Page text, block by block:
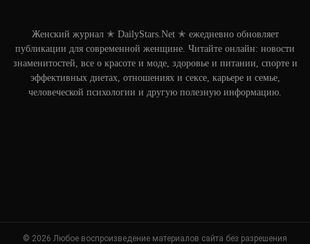
Женский журнал ✭ DailyStars.Net ✭ ежедневно обновляет
публикации для современной женщине. Читайте онлайн: новости
знаменитостей, все о красоте и моде, здоровье и питании, спорте и
эффективных диетах, отношениях и сексе, карьере и семье,
человеческой психологии и другую полезную информацию.
© 2026 Любое воспроизведение материалов сайта без разрешения